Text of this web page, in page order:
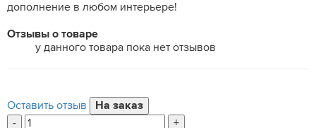
дополнение в любом интерьере!
Отзывы о товаре
у данного товара пока нет отзывов
Оставить отзыв
-
+